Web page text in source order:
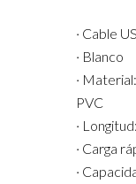
· Cable
· Blanco
·
PVC
·
· Carga
·